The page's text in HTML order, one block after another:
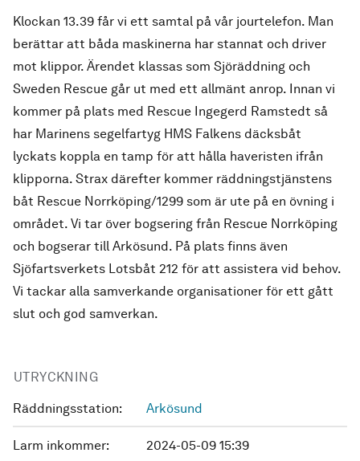
Klockan 13.39 får vi ett samtal på vår jourtelefon. Man
berättar att båda maskinerna har stannat och driver
mot klippor. Ärendet klassas som Sjöräddning och
Sweden Rescue går ut med ett allmänt anrop. Innan vi
kommer på plats med Rescue Ingegerd Ramstedt så
har Marinens segelfartyg HMS Falkens däcksbåt
lyckats koppla en tamp för att hålla haveristen ifrån
klipporna. Strax därefter kommer räddningstjänstens
båt Rescue Norrköping/1299 som är ute på en övning i
området. Vi tar över bogsering från Rescue Norrköping
och bogserar till Arkösund. På plats finns även
Sjöfartsverkets Lotsbåt 212 för att assistera vid behov.
Vi tackar alla samverkande organisationer för ett gått
slut och god samverkan.
UTRYCKNING
Räddningsstation: Arkösund
Larm inkommer: 2024-05-09 15:39